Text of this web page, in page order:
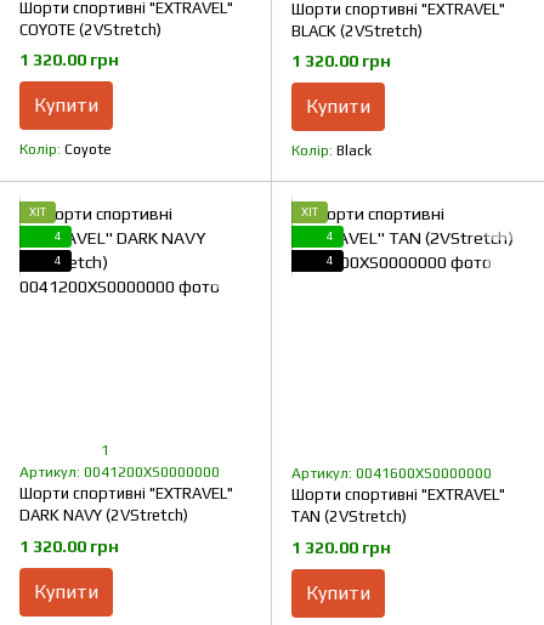
Шорти спортивні "EXTRAVEL"
COYOTE (2VStretch)
1 320.00 грн
Купити
Колір Coyote
Шорти спортивні "EXTRAVEL"
BLACK (2VStretch)
1 320.00 грн
Купити
Колір Black
ХІТ
4
4
1
Артикул: 0041200XS0000000
Шорти спортивні "EXTRAVEL"
DARK NAVY (2VStretch)
1 320.00 грн
Купити
ХІТ
4
4
Артикул: 0041600XS0000000
Шорти спортивні "EXTRAVEL"
TAN (2VStretch)
1 320.00 грн
Купити